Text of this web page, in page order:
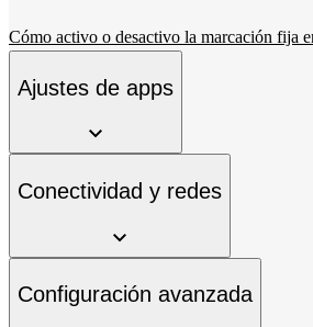
Cómo activo o desactivo la marcación fija
Ajustes de apps
Conectividad y redes
Configuración avanzada